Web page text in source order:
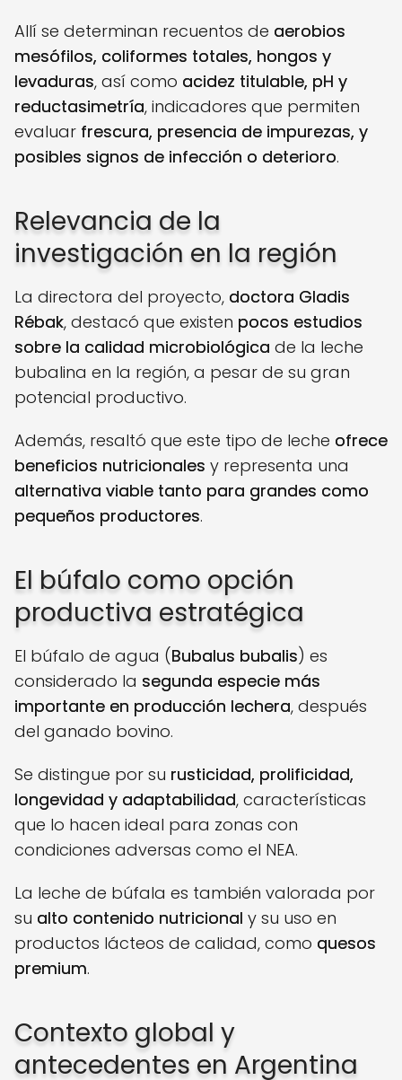
Allí se determinan recuentos de aerobios
mesófilos, coliformes totales, hongos y
levaduras, así como acidez titulable, pH y
reductasimetría, indicadores que permiten
evaluar frescura, presencia de impurezas, y
posibles signos de infección o deterioro.
Relevancia de la
investigación en la región
La directora del proyecto, doctora Gladis
Rébak, destacó que existen pocos estudios
sobre la calidad microbiológica de la leche
bubalina en la región, a pesar de su gran
potencial productivo.
Además, resaltó que este tipo de leche ofrece
beneficios nutricionales y representa una
alternativa viable tanto para grandes como
pequeños productores.
El búfalo como opción
productiva estratégica
El búfalo de agua (Bubalus bubalis) es
considerado la segunda especie más
importante en producción lechera, después
del ganado bovino.
Se distingue por su rusticidad, prolificidad,
longevidad y adaptabilidad, características
que lo hacen ideal para zonas con
condiciones adversas como el NEA.
La leche de búfala es también valorada por
su alto contenido nutricional y su uso en
productos lácteos de calidad, como quesos
premium.
Contexto global y
antecedentes en Argentina